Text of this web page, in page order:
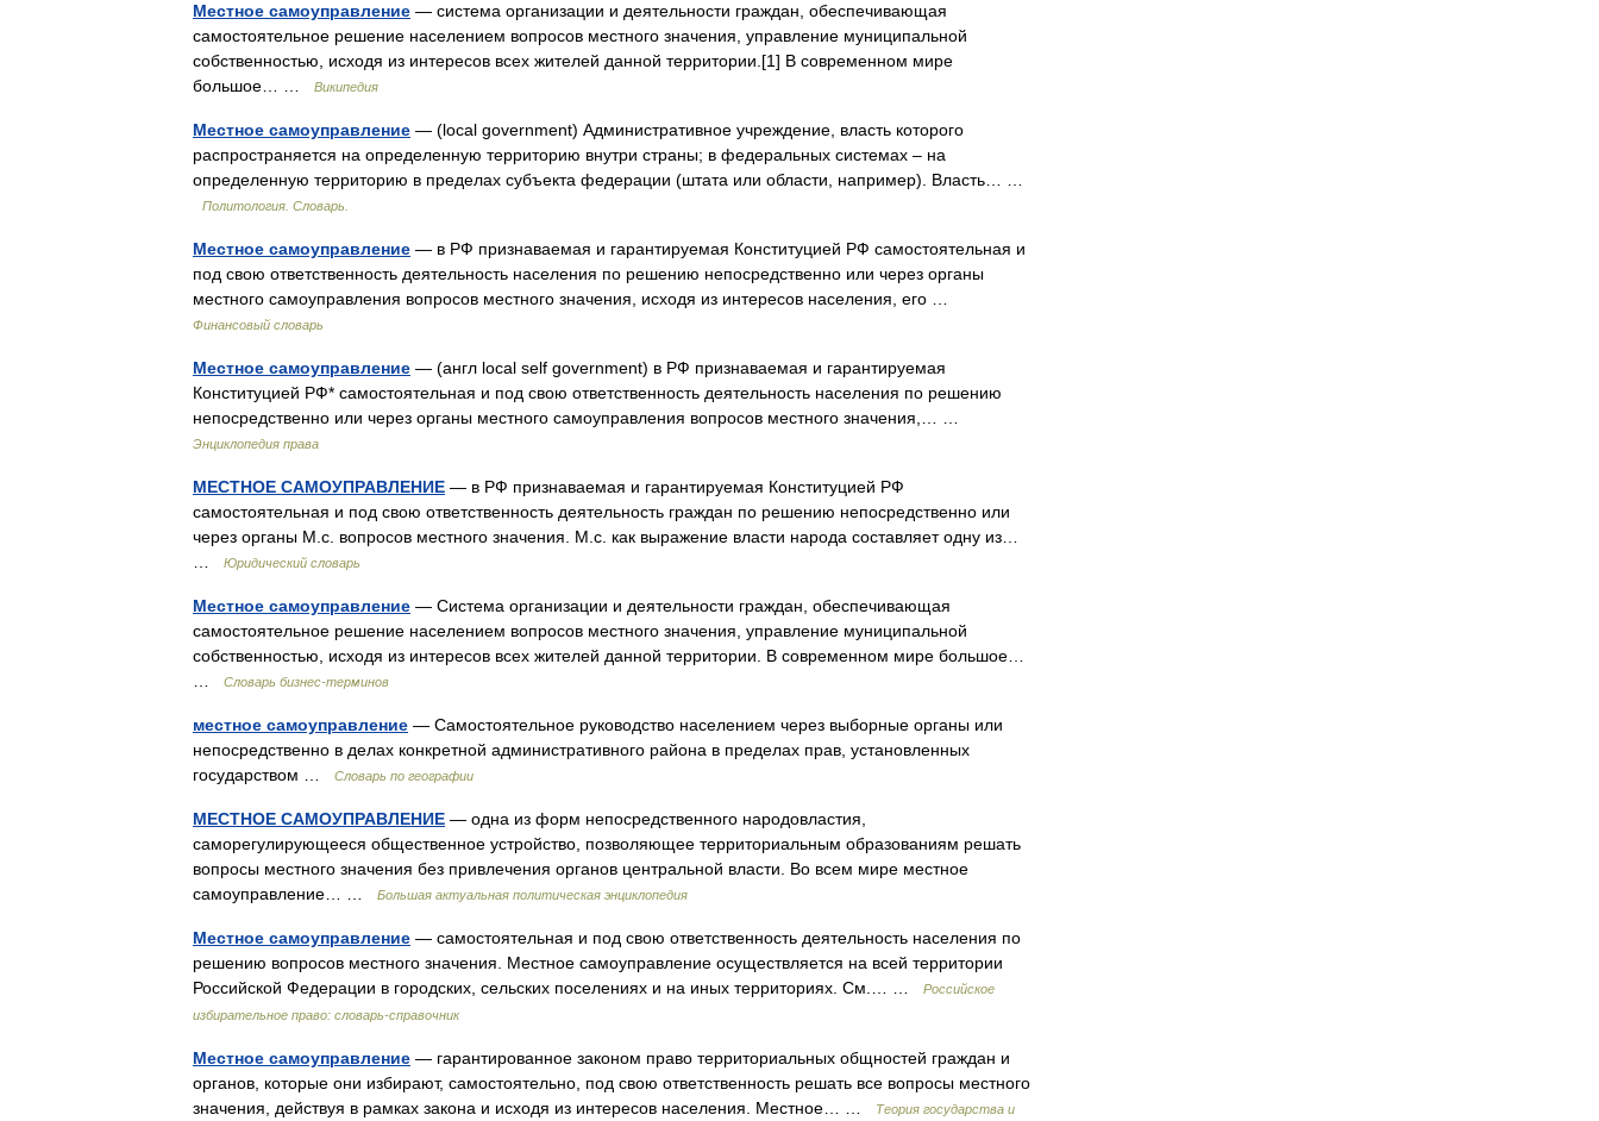
Местное самоуправление — система организации и деятельности граждан, обеспечивающая
самостоятельное решение населением вопросов местного значения, управление муниципальной
собственностью, исходя из интересов всех жителей данной территории.[1] В современном мире
большое… …
Википедия
Местное самоуправление — (local government) Административное учреждение, власть которого
распространяется на определенную территорию внутри страны; в федеральных системах – на
определенную территорию в пределах субъекта федерации (штата или области, например). Власть… …
Политология. Словарь.
Местное самоуправление — в РФ признаваемая и гарантируемая Конституцией РФ самостоятельная и
под свою ответственность деятельность населения по решению непосредственно или через органы
местного самоуправления вопросов местного значения, исходя из интересов населения, его …
Финансовый словарь
Местное самоуправление — (англ local self government) в РФ признаваемая и гарантируемая
Конституцией РФ* самостоятельная и под свою ответственность деятельность населения по решению
непосредственно или через органы местного самоуправления вопросов местного значения,… …
Энциклопедия права
МЕСТНОЕ САМОУПРАВЛЕНИЕ — в РФ признаваемая и гарантируемая Конституцией РФ
самостоятельная и под свою ответственность деятельность граждан по решению непосредственно или
через органы М.с. вопросов местного значения. М.с. как выражение власти народа составляет одну из…
Юридический словарь
Местное самоуправление — Система организации и деятельности граждан, обеспечивающая
самостоятельное решение населением вопросов местного значения, управление муниципальной
собственностью, исходя из интересов всех жителей данной территории. В современном мире большое…
Словарь бизнес-терминов
местное самоуправление — Самостоятельное руководство населением через выборные органы или
непосредственно в делах конкретной административного района в пределах прав, установленных
государством …
Словарь по географии
МЕСТНОЕ САМОУПРАВЛЕНИЕ — одна из форм непосредственного народовластия,
саморегулирующееся общественное устройство, позволяющее территориальным образованиям решать
вопросы местного значения без привлечения органов центральной власти. Во всем мире местное
самоуправление… …
Большая актуальная политическая энциклопедия
Местное самоуправление — самостоятельная и под свою ответственность деятельность населения по
решению вопросов местного значения. Местное самоуправление осуществляется на всей территории
Российской Федерации в городских, сельских поселениях и на иных территориях. См.… …
Российское
избирательное право: словарь-справочник
Местное самоуправление — гарантированное законом право территориальных общностей граждан и
органов, которые они избирают, самостоятельно, под свою ответственность решать все вопросы местного
значения, действуя в рамках закона и исходя из интересов населения. Местное… …
Теория государства и